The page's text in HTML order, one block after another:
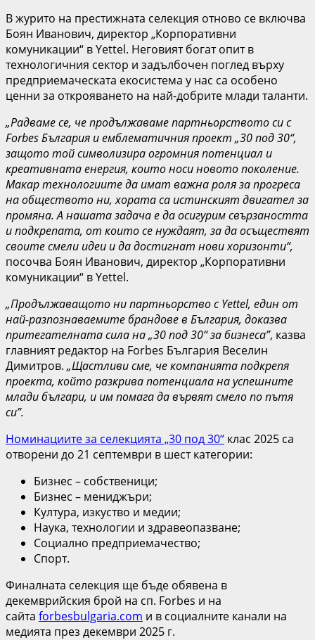
В журито на престижната селекция отново се включва
Боян Иванович, директор „Корпоративни
комуникации“ в Yettel. Неговият богат опит в
технологичния сектор и задълбочен поглед върху
предприемаческата екосистема у нас са особено
ценни за открояването на най-добрите млади таланти.
„Радваме се, че продължаваме партньорството си с
Forbes България и емблематичния проект „30 под 30“,
защото той символизира огромния потенциал и
креативната енергия, които носи новото поколение.
Макар технологиите да имат важна роля за прогреса
на обществото ни, хората са истинският двигател за
промяна. А нашата задача е да осигурим свързаността
и подкрепата, от които се нуждаят, за да осъществят
своите смели идеи и да достигнат нови хоризонти“,
посочва Боян Иванович, директор „Корпоративни
комуникации“ в Yettel.
„Продължаващото ни партньорство с Yettel, eдин от
най-разпознаваемите брандове в България, доказва
притегателната сила на „30 под 30“ за бизнеса”, казва
главният редактор на Forbes България Веселин
Димитров. „Щастливи сме, че компанията подкрепя
проекта, който разкрива потенциала на успешните
млади българи, и им помага да вървят смело по пътя
си”.
Номинациите за селекцията „30 под 30“ клас 2025 са
отворени до 21 септември в шест категории:
Бизнес – собственици;
Бизнес – мениджъри;
Култура, изкуство и медии;
Наука, технологии и здравеопазване;
Социално предприемачество;
Спорт.
Финалната селекция ще бъде обявена в
декемврийския брой на сп. Forbes и на
сайта forbesbulgaria.com и в социалните канали на
медията през декември 2025 г.